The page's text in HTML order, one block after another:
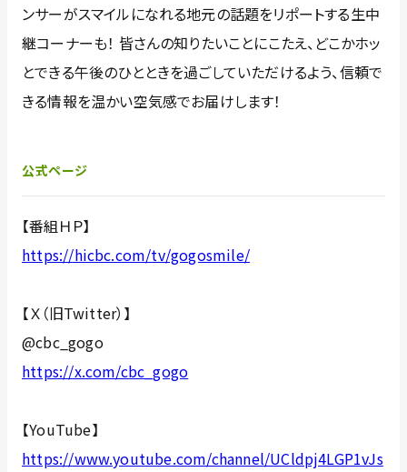
ンサーがスマイルになれる地元の話題をリポートする生中
継コーナーも！ 皆さんの知りたいことにこたえ、どこかホッ
とできる午後のひとときを過ごしていただけるよう、信頼で
きる情報を温かい空気感でお届けします！
公式ページ
【番組ＨＰ】
https://hicbc.com/tv/gogosmile/
【Ｘ（旧Twitter）】
@cbc_gogo
https://x.com/cbc_gogo
【YouTube】
https://www.youtube.com/channel/UCldpj4LGP1vJs